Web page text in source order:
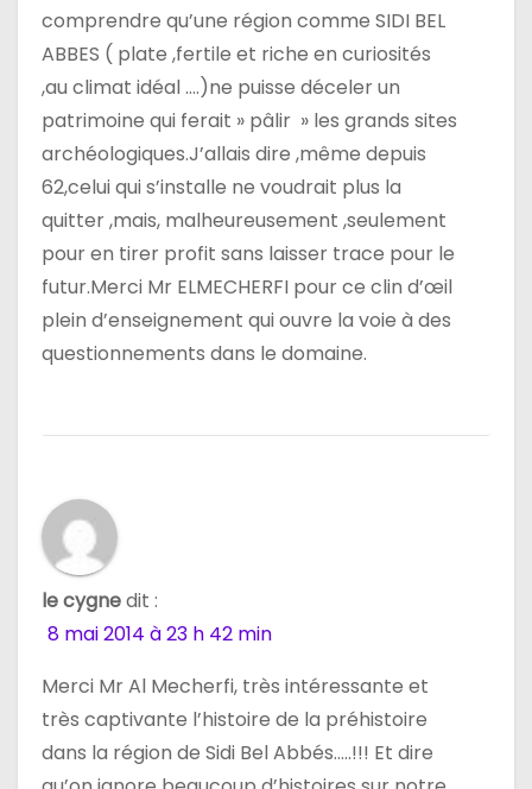
comprendre qu’une région comme SIDI BEL
ABBES ( plate ,fertile et riche en curiosités
,au climat idéal ….)ne puisse déceler un
patrimoine qui ferait » pâlir » les grands sites
archéologiques.J’allais dire ,même depuis
62,celui qui s’installe ne voudrait plus la
quitter ,mais, malheureusement ,seulement
pour en tirer profit sans laisser trace pour le
futur.Merci Mr ELMECHERFI pour ce clin d’œil
plein d’enseignement qui ouvre la voie à des
questionnements dans le domaine.
le cygnedit :
8 mai 2014 à 23 h 42 min
Merci Mr Al Mecherfi, très intéressante et
très captivante l’histoire de la préhistoire
dans la région de Sidi Bel Abbés…..!!! Et dire